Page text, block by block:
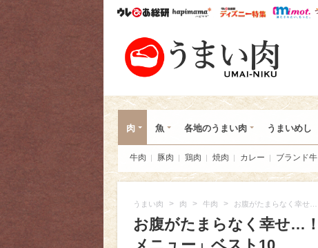
ウレぴあ総研ハピママ* ウレぴあ
肉 魚 各地のうまい肉 うまいめし
牛肉 豚肉 鶏肉 焼肉 カレー ブランド牛
うまい肉 > 肉 > 牛肉 > お腹がたまらなく幸せ
お腹がたまらなく幸せ…